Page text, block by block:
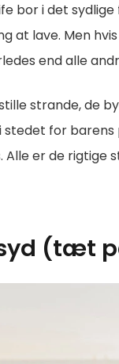
bor i det
at lave. Men
end alle
strande, de
for
er de rigtige
(tæt